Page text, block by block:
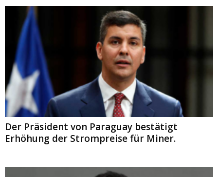
Der Präsident von Paraguay bestätigt
Erhöhung der Strompreise für Miner.